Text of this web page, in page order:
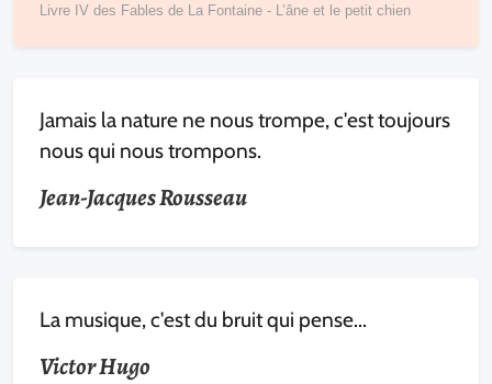
Livre IV des Fables de La Fontaine - L’âne et le petit chien
Jamais la nature ne nous trompe, c'est toujours
nous qui nous trompons.
Jean-Jacques Rousseau
La musique, c'est du bruit qui pense...
Victor Hugo